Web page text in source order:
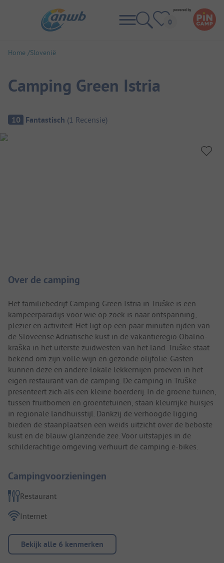
Home Slovenië
Camping Green Istria
Camping overzicht
10 Fantastisch (1 Recensie)
Over de camping
Het familiebedrijf Camping Green Istria in Truške is een
kampeerparadijs voor wie op zoek is naar ontspanning,
plezier en activiteit. Het ligt op een paar minuten rijden van
de Sloveense Adriatische kust in de vakantieregio Obalno-
kraška in het uiterste zuidwesten van het land. Truške staat
bekend om zijn volle wijn en gezonde olijfolie. Gasten
kunnen deze en andere lokale lekkernijen proeven in het
eigen restaurant van de camping. De camping in Truške
presenteert zich als een kleine boerderij. In de groene tuinen,
tussen fruitbomen en groentetuinen, staan kleurrijke huisjes
in regionale landhuisstijl. Dankzij de verhoogde ligging
bieden de staanplaatsen een weids uitzicht over de beboste
kust en de blauw glanzende zee. Voor uitstapjes in de
schilderachtige omgeving verhuurt de camping e-bikes.
Campingvoorzieningen
Restaurant
Internet
Bekijk alle 6 kenmerken